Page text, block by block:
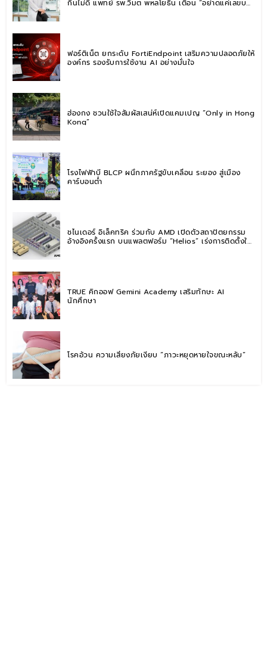
กินไม่ดี แพทย์ รพ.วิมุต พหลโยธิน เตือน “อย่าดูแค่เลขบน
ฟอร์ติเน็ต ยกระดับ FortiEndpoint เสริมความปลอดภัยให้
องค์กร รองรับการใช้งาน AI อย่างมั่นใจ
ฮ่องกง ชวนใช้ใจสัมผัสเสน่ห์เปิดแคมเปญ “Only in Hong
Kong”
โรงไฟฟ้าบี BLCP ผนึกภาครัฐขับเคลื่อน ระยอง สู่เมือง
คาร์บอนต่ำ
ชไนเดอร์ อิเล็คทริค ร่วมกับ AMD เปิดตัวสถาปัตยกรรม
อ้างอิงครั้งแรก บนแพลตฟอร์ม “Helios” เร่งการติดตั้งใช้
TRUE คิกออฟ Gemini Academy เสริมทักษะ AI
นักศึกษา
โรคอ้วน ความเสี่ยงภัยเงียบ “ภาวะหยุดหายใจขณะหลับ”